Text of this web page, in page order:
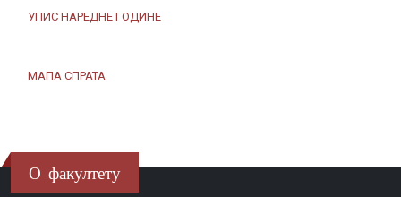
УПИС НАРЕДНЕ ГОДИНЕ
МАПА СПРАТА
О факултету